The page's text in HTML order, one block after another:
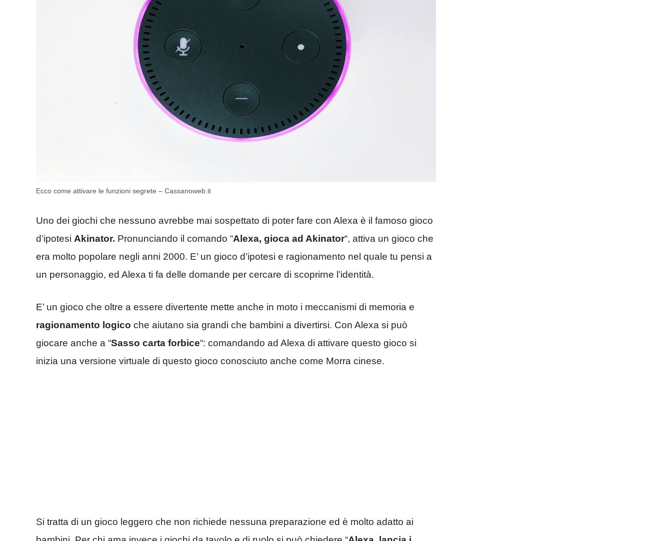
Ecco come attivare le funzioni segrete – Cassanoweb.it
Uno dei giochi che nessuno avrebbe mai sospettato di poter fare con Alexa è il famoso gioco
d’ipotesi Akinator. Pronunciando il comando “Alexa, gioca ad Akinator“, attiva un gioco che
era molto popolare negli anni 2000. E’ un gioco d’ipotesi e ragionamento nel quale tu pensi a
un personaggio, ed Alexa ti fa delle domande per cercare di scoprirne l’identità.
E’ un gioco che oltre a essere divertente mette anche in moto i meccanismi di memoria e
ragionamento logico che aiutano sia grandi che bambini a divertirsi. Con Alexa si può
giocare anche a “Sasso carta forbice“: comandando ad Alexa di attivare questo gioco si
inizia una versione virtuale di questo gioco conosciuto anche come Morra cinese.
Si tratta di un gioco leggero che non richiede nessuna preparazione ed è molto adatto ai